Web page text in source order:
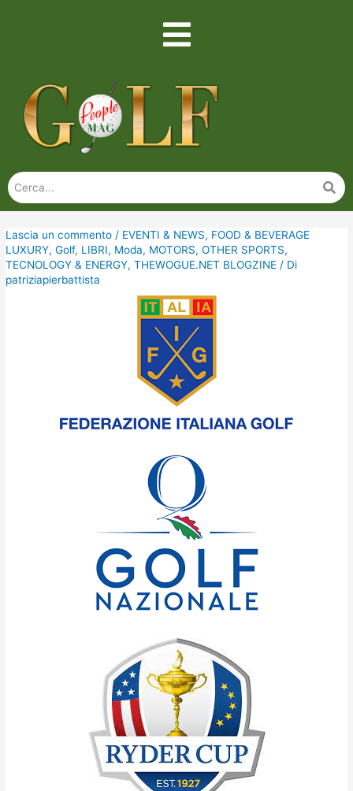
Lascia un commento / EVENTI & NEWS, FOOD & BEVERAGE
LUXURY,Golf, LIBRI, Moda, MOTORS,OTHER SPORTS,
TECNOLOGY & ENERGY,THEWOGUE.NET BLOGZINE / Di
patriziapierbattista